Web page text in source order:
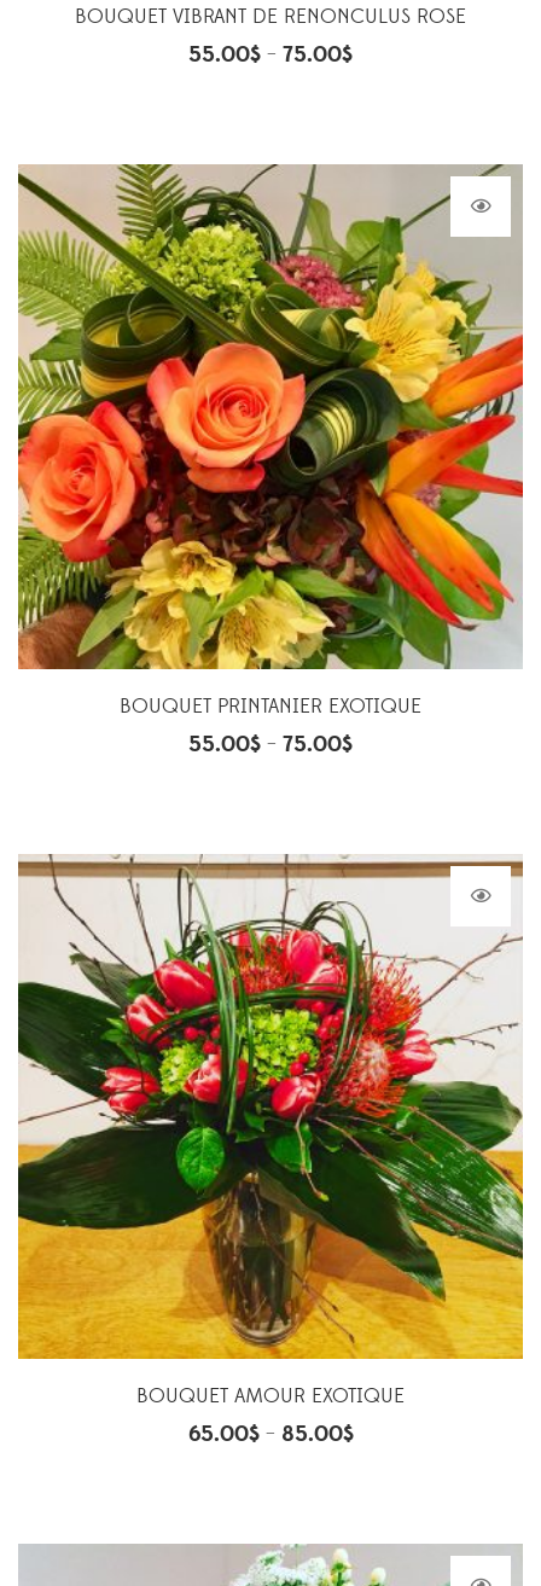
BOUQUET VIBRANT DE RENONCULUS ROSE
55.00$ – 75.00$
BOUQUET PRINTANIER EXOTIQUE
55.00$ – 75.00$
BOUQUET AMOUR EXOTIQUE
65.00$– 85.00$